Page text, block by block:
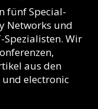
fünf Special-
Networks und
Wir
aus den
und electronic